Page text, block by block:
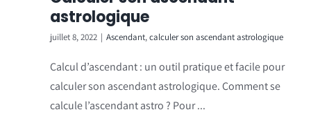
astrologique
juillet 8, 2022 | Ascendant,calculer son ascendant astrologique
Calcul d’ascendant : un outil pratique et facile pour
calculer son ascendant astrologique. Comment se
calcule l’ascendant astro ? Pour ...